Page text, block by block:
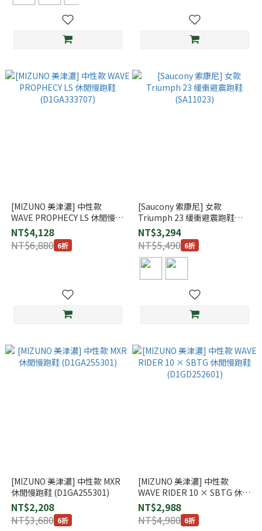
[MIZUNO 美津濃] 中性款
WAVE PROPHECY LS 休閒慢跑
鞋 (D1GA333707)
NT$4,128
NT$6,880 6折
[Saucony 索康尼] 女款
Triumph 23 緩衝避震跑鞋
(SA11023)
NT$3,294
NT$5,490 6折
[MIZUNO 美津濃] 中性款 MXR
休閒慢跑鞋 (D1GA255301)
NT$2,208
NT$3,680 6折
[MIZUNO 美津濃] 中性款
WAVE RIDER 10 × SBTG 休閒
慢跑鞋 (D1GD252601)
NT$2,988
NT$4,980 6折